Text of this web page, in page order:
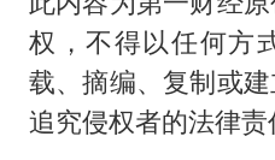
权，不得以任何方
载、摘编、复制或
追究侵权者的法律责